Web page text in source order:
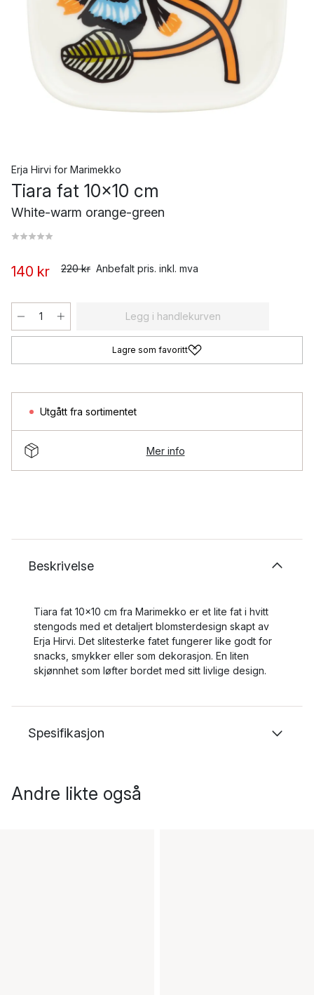
Erja Hirvi for Marimekko
Tiara fat 10x10 cm
White-warm orange-green
140 kr 220 kr Anbefalt pris. inkl. mva
Legg i handlekurven
Lagre som favoritt
Utgått fra sortimentet
Mer info
Beskrivelse
Tiara fat 10x10 cm fra Marimekko er et lite fat i hvitt
stengods med et detaljert blomsterdesign skapt av
Erja Hirvi. Det slitesterke fatet fungerer like godt for
snacks, smykker eller som dekorasjon. En liten
skjønnhet som løfter bordet med sitt livlige design.
Spesifikasjon
Andre likte også